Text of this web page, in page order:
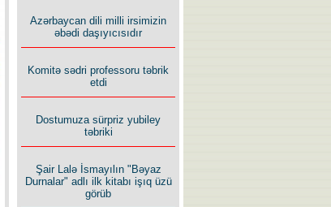
İlham İsmayıl yazır:
Rusiyanın süqutunu qaçılmaz
edən beş şərt
Azərbaycan dili milli irsimizin
əbədi daşıyıcısıdır
Komitə sədri professoru təbrik
etdi
Dostumuza sürpriz yubiley
təbriki
Şair Lalə İsmayılın "Bəyaz
Durnalar" adlı ilk kitabı işıq üzü
görüb